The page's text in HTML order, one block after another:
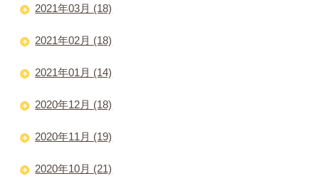
2021年03月 (18)
2021年02月 (18)
2021年01月 (14)
2020年12月 (18)
2020年11月 (19)
2020年10月 (21)